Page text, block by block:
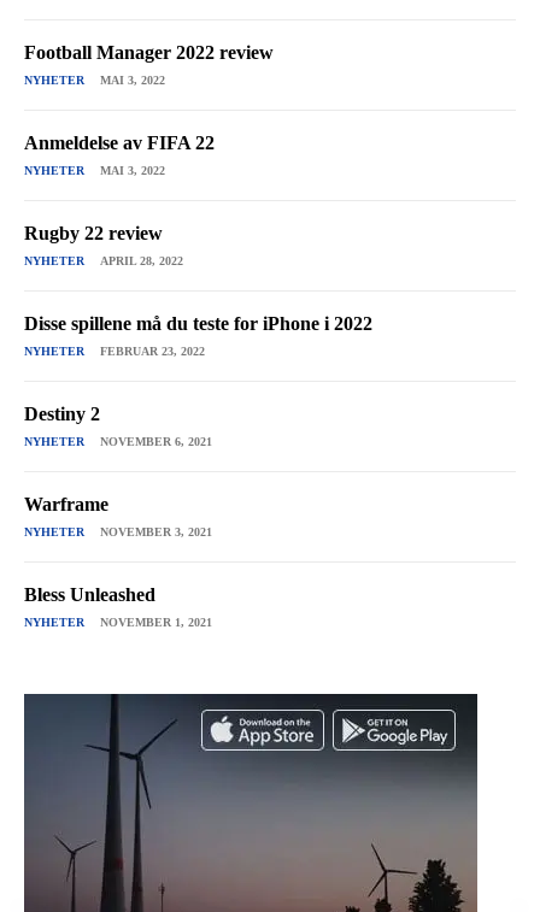
Football Manager 2022 review
NYHETER MAI 3, 2022
Anmeldelse av FIFA 22
NYHETER MAI 3, 2022
Rugby 22 review
NYHETER APRIL 28, 2022
Disse spillene må du teste for iPhone i 2022
NYHETER FEBRUAR 23, 2022
Destiny 2
NYHETER NOVEMBER 6, 2021
Warframe
NYHETER NOVEMBER 3, 2021
Bless Unleashed
NYHETER NOVEMBER 1, 2021